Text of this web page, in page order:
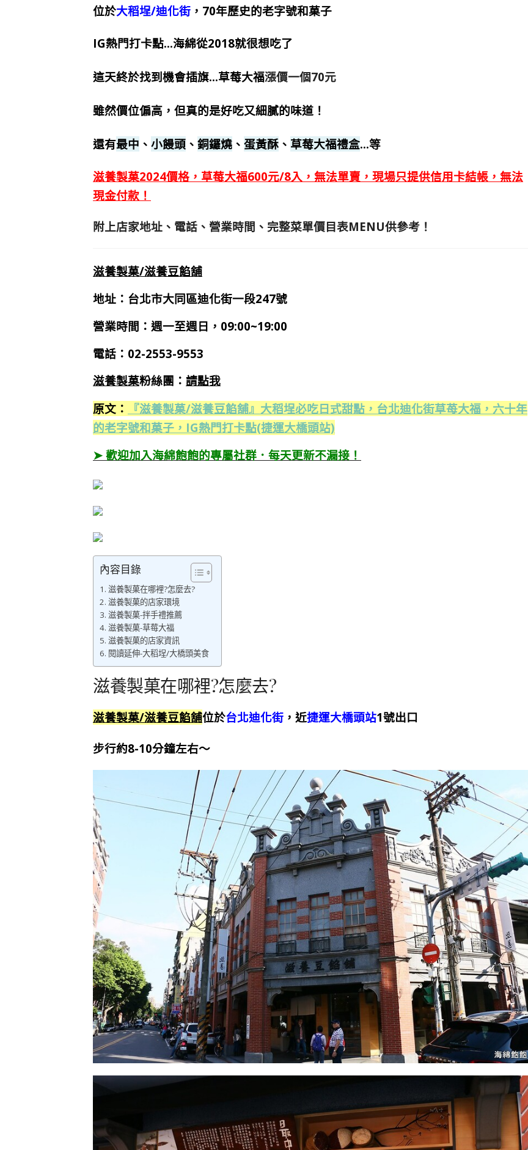
位於大稻埕/迪化街 ，70年歷史的老字號和菓子
IG熱門打卡點…海綿從2018就很想吃了
這天終於找到機會插旗…草莓大福漲價一個70元
雖然價位偏高，但真的是好吃又細膩的味道！
還有最中 、 小饅頭 、 銅鑼燒 、 蛋黃酥 、 草莓大福禮盒…等
滋養製菓2024價格，草莓大福600元/8入，無法單賣，現場只提供信用卡結帳，無法
現金付款！
附上店家地址、電話、營業時間、完整菜單價目表MENU供參考！
滋養製菓/滋養豆餡舖
地址：台北市大同區迪化街一段247號
營業時間：週一至週日，09:00~19:00
電話：02-2553-9553
滋養製菓粉絲團： 請點我
原文：
『滋養製菓/滋養豆餡舖』大稻埕必吃日式甜點，台北迪化街草苺大福，六十年
的老字號和菓子，IG熱門打卡點(捷運大橋頭站)
➤ 歡迎加入海綿飽飽的專屬社群．每天更新不漏接！
內容目錄
滋養製菓在哪裡?怎麼去?
滋養製菓的店家環境
滋養製菓-拌手禮推薦
滋養製菓-草莓大福
滋養製菓的店家資訊
閱讀延伸-大稻埕/大橋頭美食
滋養製菓在哪裡?怎麼去?
滋養製菓/滋養豆餡舖位於台北迪化街 ，近捷運大橋頭站1號出口
步行約8-10分鐘左右～